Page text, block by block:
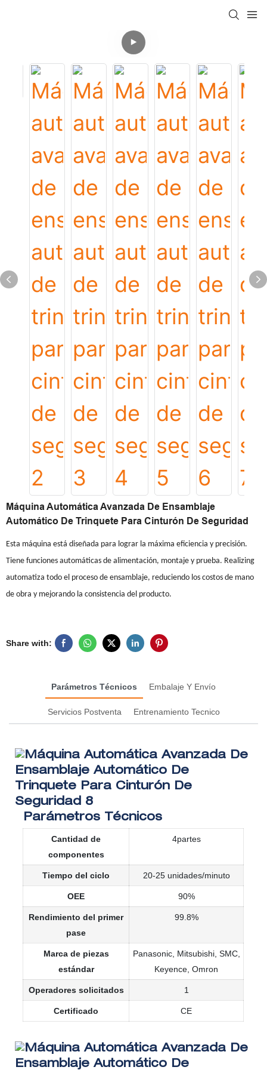
Máquina Automática Avanzada De Ensamblaje
Automático De Trinquete Para Cinturón De Seguridad
Esta máquina está diseñada para lograr la máxima eficiencia y precisión.
Tiene funciones automáticas de alimentación, montaje y prueba. Realizing
automatiza todo el proceso de ensamblaje, reduciendo los costos de mano
de obra y mejorando la consistencia del producto.
Share with:
Parámetros Técnicos Embalaje Y Envío
Servicios Postventa Entrenamiento Tecnico
Parámetros Técnicos
Cantidad de
componentes
4partes
Tiempo del ciclo 20-25 unidades/minuto
OEE 90%
Rendimiento del primer
pase
99.8%
Marca de piezas
estándar
Panasonic, Mitsubishi, SMC,
Keyence, Omron
Operadores solicitados 1
Certificado CE